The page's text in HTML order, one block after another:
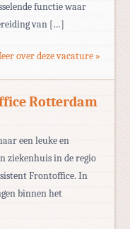
functie waar
van […]
over deze vacature »
Rotterdam
een leuke en
ziekenhuis in de regio
Frontoffice. In
binnen het